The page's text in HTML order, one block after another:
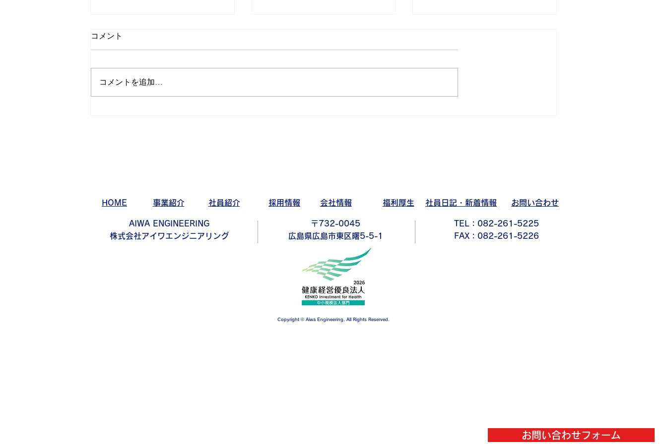
コメント
コメントを追加…
お問い合わせフォーム
HOME 事業紹介 社員紹介 採用情報 会社情報 社員日記・新着情報 お問い合わせ
福利厚生
AIWA ENGINEERING
株式会社アイワエンジニアリング
〒732-0045
広島県広島市東区曙5-5-1
TEL：082-261-5225
FAX：082-261-5226
Copyright © Aiwa Engineering. All Rights Reserved.